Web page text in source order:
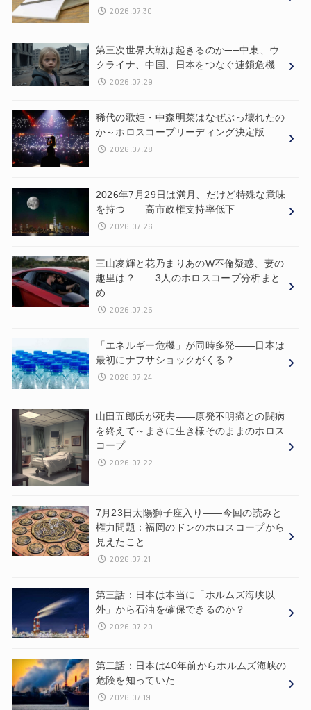
2026.07.30
第三次世界大戦は起きるのか──中東、ウ
クライナ、中国、日本をつなぐ連鎖危機
2026.07.29
稀代の歌姫・中森明菜はなぜぶっ壊れたの
か～ホロスコープリーディング決定版
2026.07.28
2026年7月29日は満月、だけど特殊な意味
を持つ——高市政権支持率低下
2026.07.26
三山凌輝と花乃まりあのW不倫疑惑、妻の
趣里は？——3人のホロスコープ分析まと
め
2026.07.25
「エネルギー危機」が同時多発——日本は
最初にナフサショックがくる？
2026.07.24
山田五郎氏が死去——原発不明癌との闘病
を終えて～まさに生き様そのままのホロス
コープ
2026.07.22
7月23日太陽獅子座入り——今回の読みと
権力問題：福岡のドンのホロスコープから
見えたこと
2026.07.21
第三話：日本は本当に「ホルムズ海峡以
外」から石油を確保できるのか？
2026.07.20
第二話：日本は40年前からホルムズ海峡の
危険を知っていた
2026.07.19